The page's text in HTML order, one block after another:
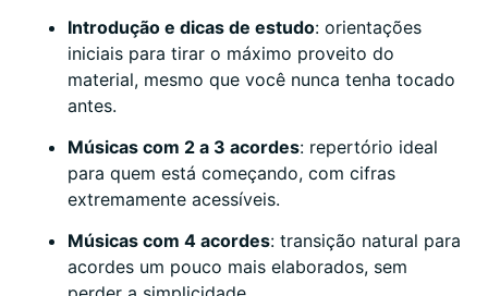
Introdução e dicas de estudo: orientações
iniciais para tirar o máximo proveito do
material, mesmo que você nunca tenha tocado
antes.
Músicas com 2 a 3 acordes: repertório ideal
para quem está começando, com cifras
extremamente acessíveis.
Músicas com 4 acordes: transição natural para
acordes um pouco mais elaborados, sem